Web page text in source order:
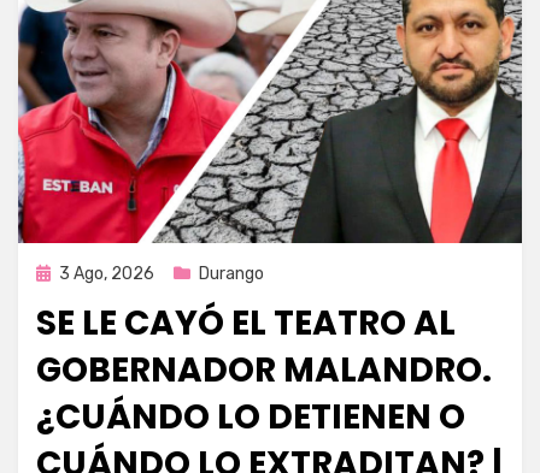
Publicada
3 Ago, 2026 Durango
SE LE CAYÓ EL TEATRO AL
GOBERNADOR MALANDRO.
¿CUÁNDO LO DETIENEN O